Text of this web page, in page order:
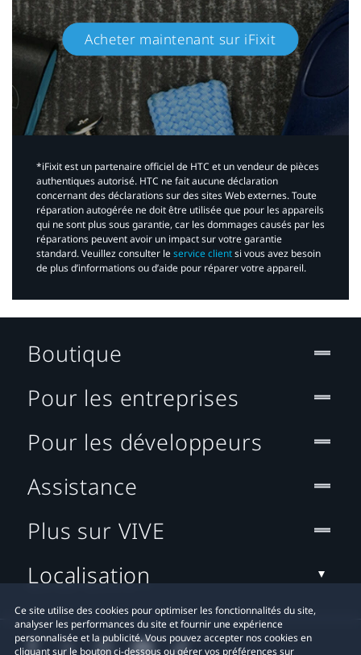
Acheter maintenant sur iFixit​
*iFixit est un partenaire officiel de HTC et un vendeur de pièces
authentiques autorisé. HTC ne fait aucune déclaration
concernant des déclarations sur des sites Web externes. Toute
réparation autogérée ne doit être utilisée que pour les appareils
qui ne sont plus sous garantie, car les dommages causés par les
réparations peuvent avoir un impact sur votre garantie
standard. Veuillez consulter leservice clientsi vous avez besoin
de plus d’informations ou d’aide pour réparer votre appareil.​
Ce site utilise des cookies pour optimiser les fonctionnalités du site,
analyser les performances du site et fournir une expérience
personnalisée et la publicité. Vous pouvez accepter nos cookies en
cliquant sur le bouton ci-dessous ou gérer vos préférences sur
Boutique
Pour les entreprises
Pour les développeurs
Assistance
Plus sur VIVE
Localisation